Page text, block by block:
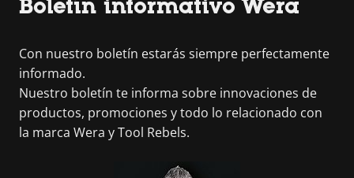
Boletín informativo Wera
Con nuestro boletín estarás siempre perfectamente
informado.
Nuestro boletín te informa sobre innovaciones de
productos, promociones y todo lo relacionado con
la marca Wera y Tool Rebels.